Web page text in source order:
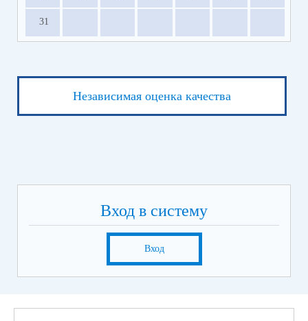
31
Независимая оценка качества
Вход в систему
Вход